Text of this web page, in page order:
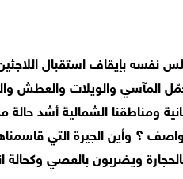
نفسه بإيقاف استقبال
المآسي والويلات والعطش
ومناطقنا الشمالية أشد
؟ وأين الجيرة التي
ويضربون بالعصي وكحالة